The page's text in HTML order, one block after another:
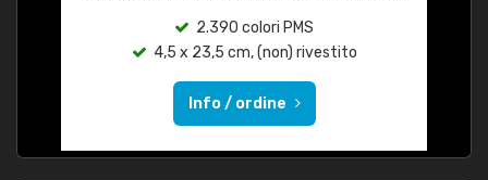
2.390 colori PMS
4,5 x 23,5 cm, (non) rivestito
Info / ordine